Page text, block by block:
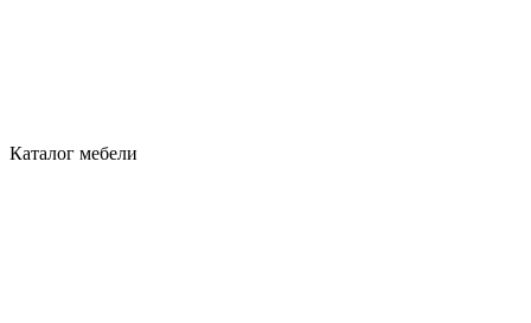
Каталог мебели